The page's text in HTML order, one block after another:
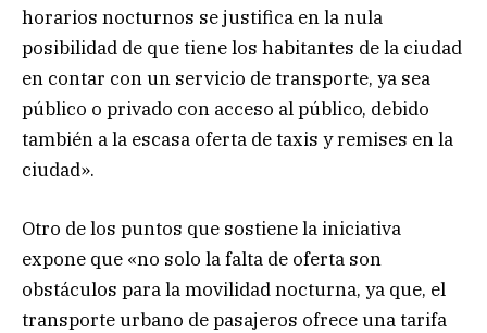
horarios nocturnos se justifica en la nula
posibilidad de que tiene los habitantes de la ciudad
en contar con un servicio de transporte, ya sea
público o privado con acceso al público, debido
también a la escasa oferta de taxis y remises en la
ciudad».
Otro de los puntos que sostiene la iniciativa
expone que «no solo la falta de oferta son
obstáculos para la movilidad nocturna, ya que, el
transporte urbano de pasajeros ofrece una tarifa